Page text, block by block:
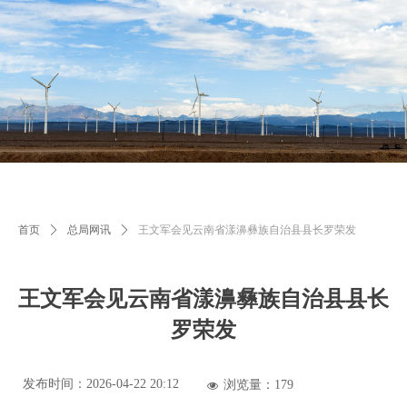
王文军会见云南省漾濞彝族自治县县长
罗荣发
发布时间： 2026-04-22 20:12 넶 浏览量： 179
首页 ꄲ 总局网讯 ꄲ 王文军会见云南省漾濞彝族自治县县长罗荣发